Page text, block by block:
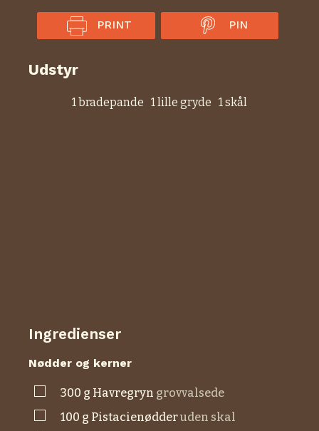
PRINT PIN
Udstyr
1 bradepande 1 lille gryde 1 skål
Ingredienser
Nødder og kerner
▢300 g havregryn grovvalsede
▢100 g pistacienødderuden skal